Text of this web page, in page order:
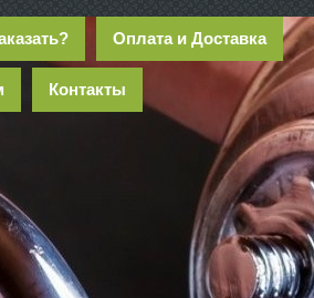
Оплата и Доставка
Контакты